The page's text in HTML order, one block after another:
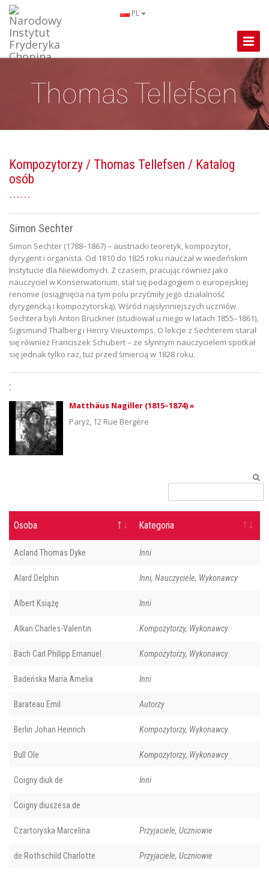
PL
Toggle
Kompozytorzy / Thomas Tellefsen / Katalog
osób
Simon Sechter
Simon Sechter (1788–1867) – austriacki teoretyk, kompozytor,
dyrygent i organista. Od 1810 do 1825 roku nauczał w wiedeńskim
Instytucie dla Niewidomych. Z czasem, pracując również jako
nauczyciel w Konserwatorium, stał się pedagogiem o europejskiej
renomie (osiągnięcia na tym polu przyćmiły jego działalność
dyrygencką i kompozytorską). Wśród najsłynniejszych uczniów
Sechtera byli Anton Bruckner (studiował u niego w latach 1855–1861),
Sigismund Thalberg i Henry Vieuxtemps. O lekcje z Sechterem starał
się również Franciszek Schubert – ze słynnym nauczycielem spotkał
się jednak tylko raz, tuż przed śmiercią w 1828 roku.
:
Matthäus Nagiller (1815–1874) »
Paryż, 12 Rue Bergère
Osoba Kategoria
Acland Thomas Dyke Inni
Alard Delphin Inni, Nauczyciele, Wykonawcy
Albert Książę Inni
Alkan Charles-Valentin Kompozytorzy, Wykonawcy
Bach Carl Philipp Emanuel Kompozytorzy, Wykonawcy
Badeńska Maria Amelia Inni
Barateau Emil Autorzy
Berlin Johan Heinrich Kompozytorzy, Wykonawcy
Bull Ole Kompozytorzy, Wykonawcy
Coigny diuk de Inni
Coigny diuszesa de
Czartoryska Marcelina Przyjaciele, Uczniowie
de Rothschild Charlotte Przyjaciele, Uczniowie